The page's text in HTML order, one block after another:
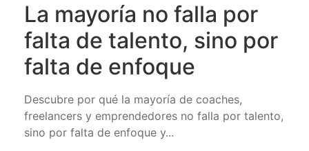
La mayoría no falla por
falta de talento, sino por
falta de enfoque
Descubre por qué la mayoría de coaches,
freelancers y emprendedores no falla por talento,
sino por falta de enfoque y...